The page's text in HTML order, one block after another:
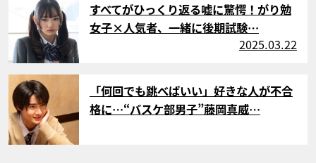
すべてがひっくり返る嘘に驚愕！がり勉
女子×人気者、一緒に後期試験…
2025.03.22
サムネイル
「何回でも跳べばいい」好きな人が不合
格に…“バスケ部男子”藤岡真威…